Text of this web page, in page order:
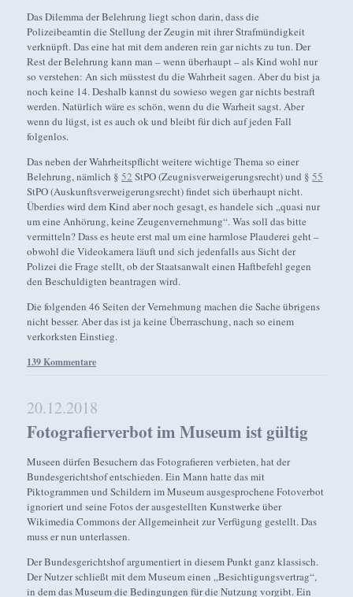
Das Dilemma der Belehrung liegt schon darin, dass die
Polizeibeamtin die Stellung der Zeugin mit ihrer Strafmündigkeit
verknüpft. Das eine hat mit dem anderen rein gar nichts zu tun. Der
Rest der Belehrung kann man – wenn überhaupt – als Kind wohl nur
so verstehen: An sich müsstest du die Wahrheit sagen. Aber du bist ja
noch keine 14. Deshalb kannst du sowieso wegen gar nichts bestraft
werden. Natürlich wäre es schön, wenn du die Warheit sagst. Aber
wenn du lügst, ist es auch ok und bleibt für dich auf jeden Fall
folgenlos.
Das neben der Wahrheitspflicht weitere wichtige Thema so einer
Belehrung, nämlich §52 StPO (Zeugnisverweigerungsrecht) und §55
StPO (Auskunftsverweigerungsrecht) findet sich überhaupt nicht.
Überdies wird dem Kind aber noch gesagt, es handele sich „quasi nur
um eine Anhörung, keine Zeugenvernehmung“. Was soll das bitte
vermitteln? Dass es heute erst mal um eine harmlose Plauderei geht –
obwohl die Videokamera läuft und sich jedenfalls aus Sicht der
Polizei die Frage stellt, ob der Staatsanwalt einen Haftbefehl gegen
den Beschuldigten beantragen wird.
Die folgenden 46 Seiten der Vernehmung machen die Sache übrigens
nicht besser. Aber das ist ja keine Überraschung, nach so einem
verkorksten Einstieg.
139 Kommentare
20.12.2018
Fotografierverbot im Museum ist gültig
Museen dürfen Besuchern das Fotografieren verbieten, hat der
Bundesgerichtshof entschieden. Ein Mann hatte das mit
Piktogrammen und Schildern im Museum ausgesprochene Fotoverbot
ignoriert und seine Fotos der ausgestellten Kunstwerke über
Wikimedia Commons der Allgemeinheit zur Verfügung gestellt. Das
muss er nun unterlassen.
Der Bundesgerichtshof argumentiert in diesem Punkt ganz klassisch.
Der Nutzer schließt mit dem Museum einen „Besichtigungsvertrag“,
in dem das Museum die Bedingungen für die Nutzung vorgibt. Ein